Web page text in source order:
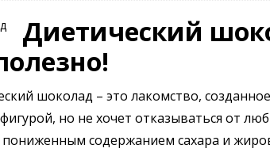
Диетический
шоколад – это лакомство,
но не хочет отказываться от
пониженным содержанием сахара и